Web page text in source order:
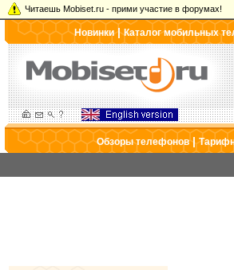
Читаешь Mobiset.ru - прими участие в форумах!
Новинки|Каталог мобильных
Обзоры телефонов|